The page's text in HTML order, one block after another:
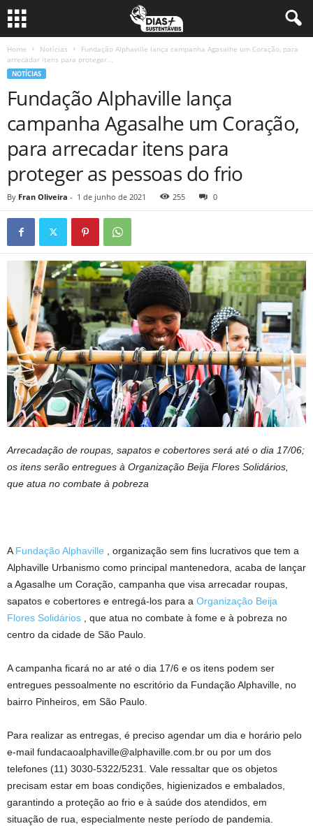
Home Notícias
Fundação Alphaville lança campanha Agasalhe um Coração, para
arrecadar itens para proteger...
NOTÍCIAS
Fundação Alphaville lança
campanha Agasalhe um Coração,
para arrecadar itens para
proteger as pessoas do frio
By Fran Oliveira - 1 de junho de 2021 255 0
Arrecadação de roupas, sapatos e cobertores será até o dia 17/06;
os itens serão entregues à Organização Beija Flores Solidários,
que atua no combate à pobreza
AFundação Alphaville , organização sem fins lucrativos que tem a
Alphaville Urbanismo como principal mantenedora, acaba de lançar
a Agasalhe um Coração, campanha que visa arrecadar roupas,
sapatos e cobertores e entregá-los para a Organização Beija
Flores Solidários , que atua no combate à fome e à pobreza no
centro da cidade de São Paulo.
A campanha ficará no ar até o dia 17/6 e os itens podem ser
entregues pessoalmente no escritório da Fundação Alphaville, no
bairro Pinheiros, em São Paulo.
Para realizar as entregas, é preciso agendar um dia e horário pelo
e-mail fundacaoalphaville@alphaville.com.br ou por um dos
telefones (11) 3030-5322/5231. Vale ressaltar que os objetos
precisam estar em boas condições, higienizados e embalados,
garantindo a proteção ao frio e à saúde dos atendidos, em
situação de rua, especialmente neste período de pandemia.